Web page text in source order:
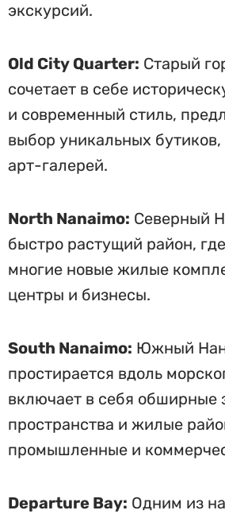
экскурсий.
Old City Quarter: Старый
сочетает в себе
и современный стиль,
выбор уникальных бутиков,
арт-галерей.
North Nanaimo: Северный
быстро растущий район,
многие новые жилые
центры и бизнесы.
South Nanaimo: Южный
простирается вдоль
включает в себя обширные
пространства и жилые
промышленные и
Departure Bay: Одним из